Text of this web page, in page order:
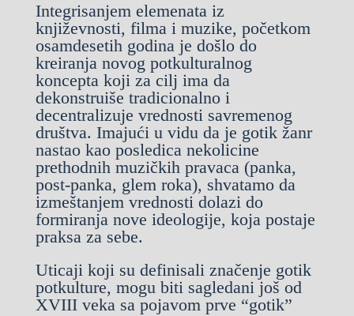
Integrisanjem elemenata iz
književnosti, filma i muzike, početkom
osamdesetih godina je došlo do
kreiranja novog potkulturalnog
koncepta koji za cilj ima da
dekonstruiše tradicionalno i
decentralizuje vrednosti savremenog
društva. Imajući u vidu da je gotik žanr
nastao kao posledica nekolicine
prethodnih muzičkih pravaca (panka,
post-panka, glem roka), shvatamo da
izmeštanjem vrednosti dolazi do
formiranja nove ideologije, koja postaje
praksa za sebe.
Uticaji koji su definisali značenje gotik
potkulture, mogu biti sagledani još od
XVIII veka sa pojavom prve “gotik”